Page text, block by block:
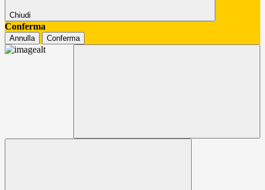
Chiudi
Conferma
Annulla Conferma